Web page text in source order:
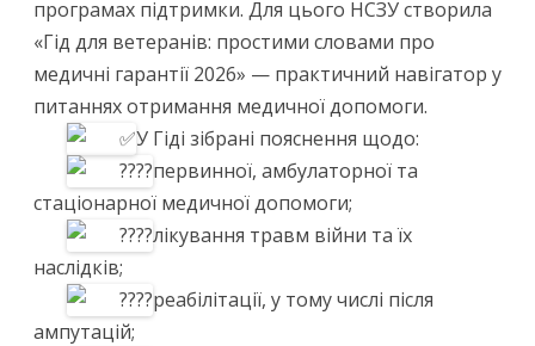
програмах підтримки. Для цього НСЗУ створила
«Гід для ветеранів: простими словами про
медичні гарантії 2026» — практичний навігатор у
питаннях отримання медичної допомоги.
У Гіді зібрані пояснення щодо:
первинної, амбулаторної та
стаціонарної медичної допомоги;
лікування травм війни та їх
наслідків;
реабілітації, у тому числі після
ампутацій;